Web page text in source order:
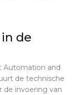
in de
Automation and
de technische
de invoering van